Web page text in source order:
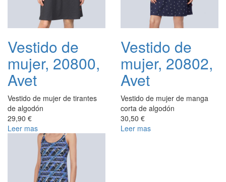
Vestido de
mujer, 20800,
Avet
Vestido de mujer de tirantes
de algodón
29,90 €
Leer mas
Vestido de
mujer, 20802,
Avet
Vestido de mujer de manga
corta de algodón
30,50 €
Leer mas